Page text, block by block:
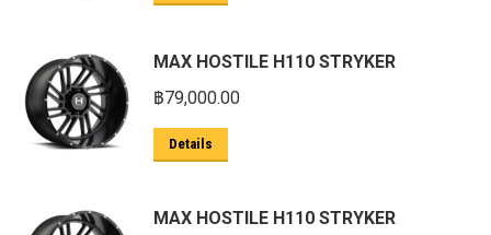
MAX HOSTILE H110 STRYKER
฿79,000.00
Details
MAX HOSTILE H110 STRYKER